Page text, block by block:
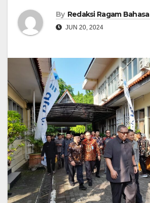
By Redaksi Ragam Bahasa
JUN 20, 2024